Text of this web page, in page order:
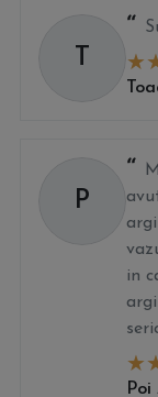
T
P
in